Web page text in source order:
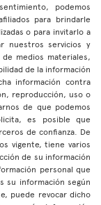
podemos
para brindarle
o para invitarlo a
nuestros servicios y
medios materiales,
de la información
información contra
reproducción, uso o
de que podemos
es posible que
de confianza. De
vigente, tiene varios
de su información
personal que
su información según
puede revocar dicho